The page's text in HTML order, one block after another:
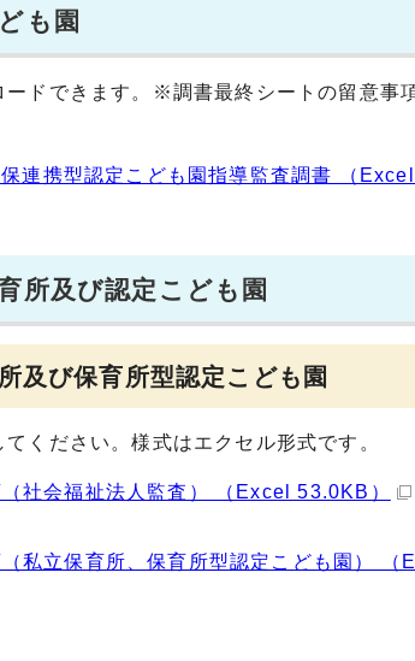
も園
ドできます。※調書最終シートの留意事
連携型認定こども園指導監査調書 （Excel
所及び認定こども園
及び保育所型認定こども園
ください。様式はエクセル形式です。
社会福祉法人監査） （Excel 53.0KB）
私立保育所、保育所型認定こども園） （